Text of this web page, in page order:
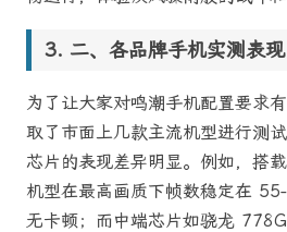
二、各品牌手机实测表现
为了让大家对鸣潮手机配置要求
取了市面上几款主流机型进行测
芯片的表现差异明显。例如，搭
机型在最高画质下帧数稳定在
无卡顿；而中端芯片如骁龙